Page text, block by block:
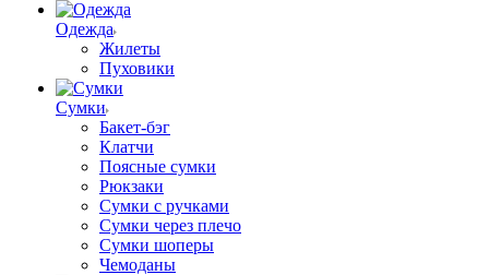
Одежда
Жилеты
Пуховики
Сумки
Бакет-бэг
Клатчи
Поясные сумки
Рюкзаки
Сумки с ручками
Сумки через плечо
Сумки шоперы
Чемоданы